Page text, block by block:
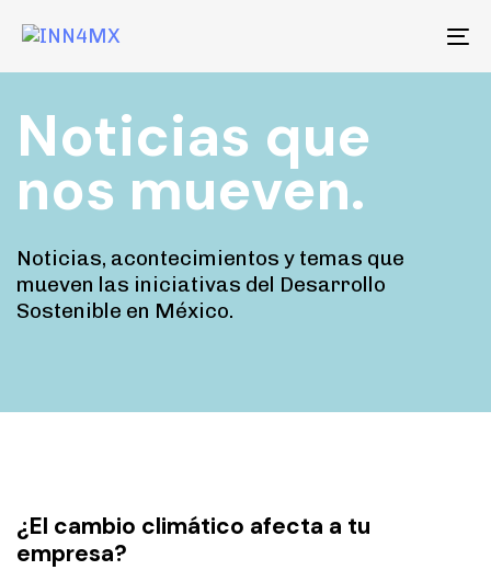
Skip
links
primary
Skip
content
Noticias que
nos mueven.
Noticias, acontecimientos y temas que
mueven las iniciativas del Desarrollo
Sostenible en México.
¿El cambio climático afecta a tu
empresa?